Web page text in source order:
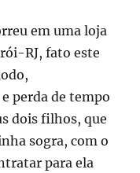
em uma loja
RJ, fato este
perda de tempo
dois filhos, que
sogra, com o
para ela